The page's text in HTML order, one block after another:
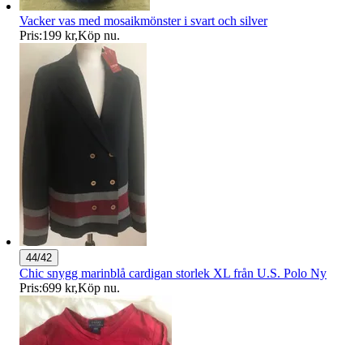
Vacker vas med mosaikmönster i svart och silver
Pris:199 kr,Köp nu.
44/42
Chic snygg marinblå cardigan storlek XL från U.S. Polo Ny
Pris:699 kr,Köp nu.